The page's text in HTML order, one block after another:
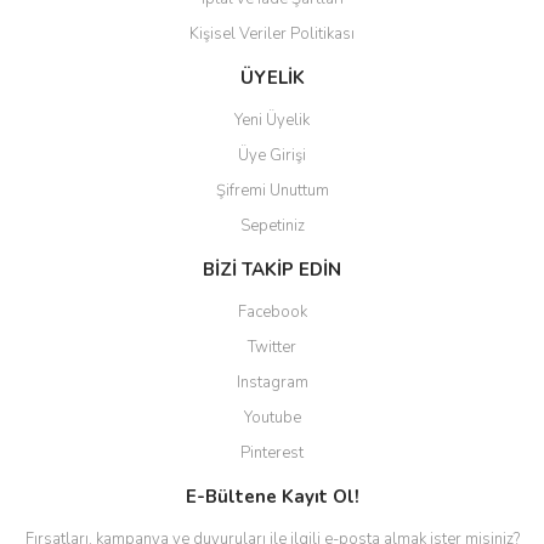
Kişisel Veriler Politikası
ÜYELİK
Yeni Üyelik
Üye Girişi
Şifremi Unuttum
Sepetiniz
BİZİ TAKİP EDİN
Facebook
Twitter
Instagram
Youtube
Pinterest
E-Bültene Kayıt Ol!
Fırsatları, kampanya ve duyuruları ile ilgili e-posta almak ister misiniz?